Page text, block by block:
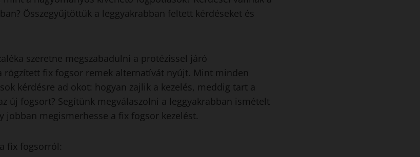
Összegyűjtöttük a leggyakrabban feltett kérdéseket és
szeretne megszabadulni a protézissel járó
rögzített fix fogsor remek alternatívát nyújt. Mint minden
kérdésre ad okot: hogyan zajlik a kezelés, meddig tart a
új fogsort? Segítünk megválaszolni a leggyakrabban ismételt
jobban megismerhesse a fix fogsor kezelést.
fix fogsorról: